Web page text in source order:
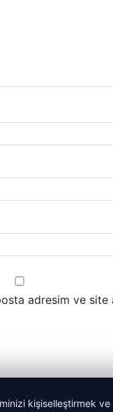
adresim ve
kişiselleştirmek